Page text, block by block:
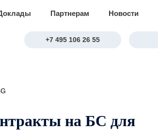
+7 495 106 26 55
Партнерам Новости
на БС для